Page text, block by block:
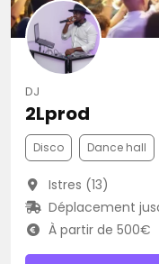
DJ
2Lprod
Disco Dance hall
Istres (13)
Déplacement
À partir de 500€